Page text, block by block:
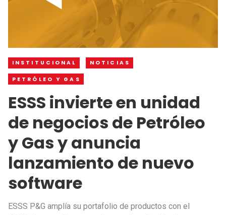
INSTITUCIONAL NOTICIAS
PETRÓLEO Y GAS
ESSS invierte en unidad
de negocios de Petróleo
y Gas y anuncia
lanzamiento de nuevo
software
ESSS P&G amplía su portafolio de productos con el